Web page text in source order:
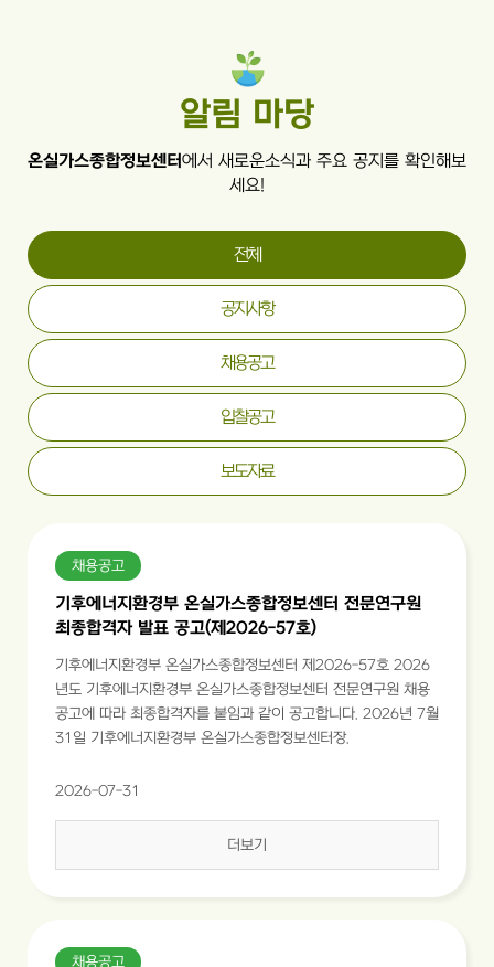
알림 마당
온실가스종합정보센터에서 새로운소식과 주요 공지를 확인해보
세요!
전체
공지사항
채용공고
입찰공고
보도자료
채용공고
기후에너지환경부 온실가스종합정보센터 전문연구원
최종합격자 발표 공고(제2026-57호)
기후에너지환경부 온실가스종합정보센터 제2026-57호 2026
년도 기후에너지환경부 온실가스종합정보센터 전문연구원 채용
공고에 따라 최종합격자를 붙임과 같이 공고합니다. 2026년 7월
31일 기후에너지환경부 온실가스종합정보센터장.
2026-07-31
더보기
채용공고